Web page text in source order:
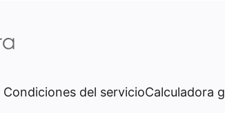
Condiciones del servicioCalculadora